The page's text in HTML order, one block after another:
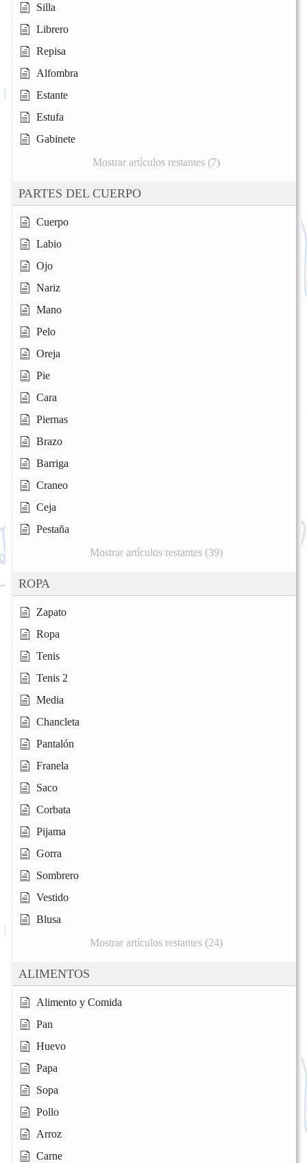
Silla
Librero
Repisa
Alfombra
Estante
Estufa
Gabinete
Mostrar artículos restantes (7)
PARTES DEL CUERPO
Cuerpo
Labio
Ojo
Nariz
Mano
Pelo
Oreja
Pie
Cara
Piernas
Brazo
Barriga
Craneo
Ceja
Pestaña
Mostrar artículos restantes (39)
ROPA
Zapato
Ropa
Tenis
Tenis 2
Media
Chancleta
Pantalón
Franela
Saco
Corbata
Pijama
Gorra
Sombrero
Vestido
Blusa
Mostrar artículos restantes (24)
ALIMENTOS
Alimento y Comida
Pan
Huevo
Papa
Sopa
Pollo
Arroz
Carne